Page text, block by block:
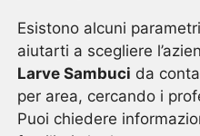
Esistono alcuni
aiutarti a scegliere
Larve Sambuci da
per area, cercando i
Puoi chiedere